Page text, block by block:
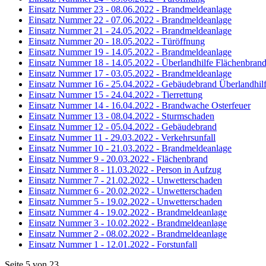
Einsatz Nummer 23 - 08.06.2022 - Brandmeldeanlage
Einsatz Nummer 22 - 07.06.2022 - Brandmeldeanlage
Einsatz Nummer 21 - 24.05.2022 - Brandmeldeanlage
Einsatz Nummer 20 - 18.05.2022 - Türöffnung
Einsatz Nummer 19 - 14.05.2022 - Brandmeldeanlage
Einsatz Nummer 18 - 14.05.2022 - Überlandhilfe Flächenbrand
Einsatz Nummer 17 - 03.05.2022 - Brandmeldeanlage
Einsatz Nummer 16 - 25.04.2022 - Gebäudebrand
Einsatz Nummer 15 - 24.04.2022 - Tierrettung
Einsatz Nummer 14 - 16.04.2022 - Brandwache Osterfeuer
Einsatz Nummer 13 - 08.04.2022 - Sturmschaden
Einsatz Nummer 12 - 05.04.2022 - Gebäudebrand
Einsatz Nummer 11 - 29.03.2022 - Verkehrsunfall
Einsatz Nummer 10 - 21.03.2022 - Brandmeldeanlage
Einsatz Nummer 9 - 20.03.2022 - Flächenbrand
Einsatz Nummer 8 - 11.03.2022 - Person in Aufzug
Einsatz Nummer 7 - 21.02.2022 - Unwetterschaden
Einsatz Nummer 6 - 20.02.2022 - Unwetterschaden
Einsatz Nummer 5 - 19.02.2022 - Unwetterschaden
Einsatz Nummer 4 - 19.02.2022 - Brandmeldeanlage
Einsatz Nummer 3 - 10.02.2022 - Brandmeldeanlage
Einsatz Nummer 2 - 08.02.2022 - Brandmeldeanlage
Einsatz Nummer 1 - 12.01.2022 - Forstunfall